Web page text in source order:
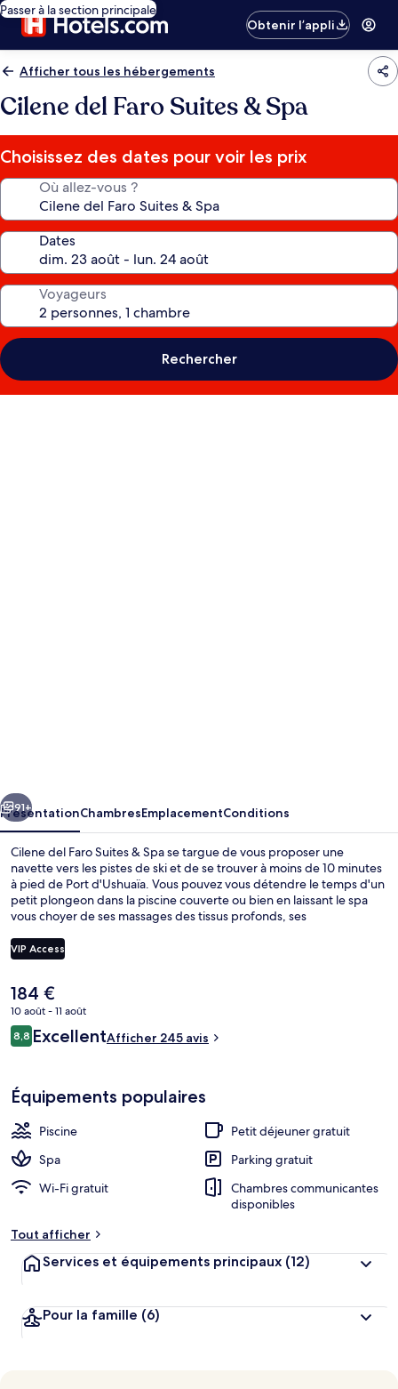
Passer à la section principale
Obtenir l’appli
Afficher tous les hébergements
Cilene del Faro Suites & Spa
Choisissez des dates pour voir les prix
Où allez-vous ?
Dates
Voyageurs
Rechercher
&
Spa
Suivant
91+
PrésentationChambresEmplacementConditions
Cilene del Faro Suites & Spa se targue de vous proposer une
navette vers les pistes de ski et de se trouver à moins de 10 minutes
à pied de Port d'Ushuaïa. Vous pouvez vous détendre le temps d'un
petit plongeon dans la piscine couverte ou bien en laissant le spa
vous choyer de ses massages des tissus profonds, ses
hébergement abrite une salle de fitness et un sauna, tandis que,
petit plus pratique, les chambres bénéficient d'un réfrigérateur et
disponibles. Les autres voyageurs ne disent que du bien en ce qui
concerne le personnel attentionné.
VIP Access
Le
prix
actuel
est
184 €
10 août - 11 août
Avis
voyageurs
8,88,8 sur 10
ExcellentAfficher 245 avis
Équipements populaires
Piscine
Petit déjeuner gratuit
Spa
Parking gratuit
Wi-Fi gratuit
Chambres communicantes
disponibles
Tout afficher
Services et équipements principaux (12)
Pour la famille (6)